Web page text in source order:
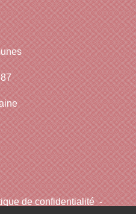
de confidentialité -